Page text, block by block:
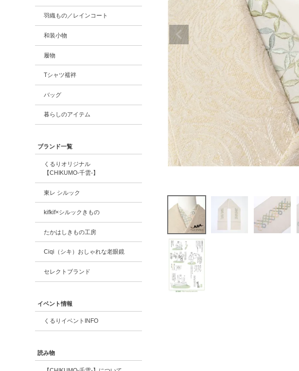
羽織もの／レインコート
和装小物
履物
Tシャツ襦袢
バッグ
暮らしのアイテム
ブランド一覧
くるりオリジナル
【CHIKUMO-千雲-】
東レ シルック
kifkif×シルックきもの
たかはしきもの工房
Ciqi（シキ）おしゃれな老眼鏡
セレクトブランド
イベント情報
くるりイベントINFO
読み物